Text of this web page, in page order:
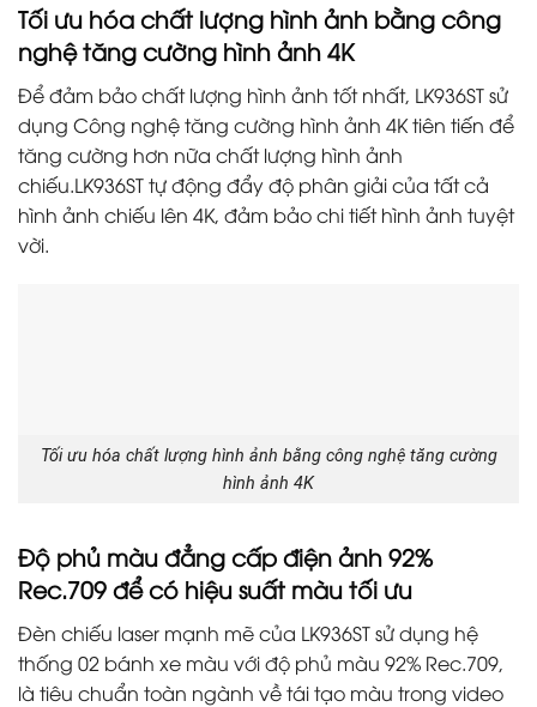
Tối ưu hóa chất lượng hình ảnh bằng công
nghệ tăng cường hình ảnh 4K
Để đảm bảo chất lượng hình ảnh tốt nhất, LK936ST sử
dụng Công nghệ tăng cường hình ảnh 4K tiên tiến để
tăng cường hơn nữa chất lượng hình ảnh
chiếu.LK936ST tự động đẩy độ phân giải của tất cả
hình ảnh chiếu lên 4K, đảm bảo chi tiết hình ảnh tuyệt
vời.
Tối ưu hóa chất lượng hình ảnh bằng công nghệ tăng cường
hình ảnh 4K
Độ phủ màu đẳng cấp điện ảnh 92%
Rec.709 để có hiệu suất màu tối ưu
Đèn chiếu laser mạnh mẽ của LK936ST sử dụng hệ
thống 02 bánh xe màu với độ phủ màu 92% Rec.709,
là tiêu chuẩn toàn ngành về tái tạo màu trong video